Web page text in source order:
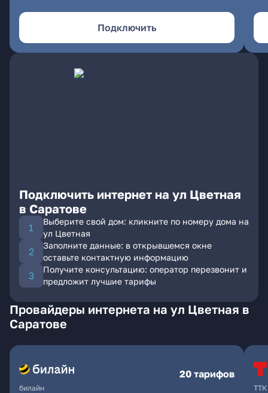
Подключить
Подключить интернет на ул Цветная
в Саратове
Выберите свой дом: кликните по номеру дома на
ул Цветная
Заполните данные: в открывшемся окне
оставьте контактную информацию
Получите консультацию: оператор перезвонит и
предложит лучшие тарифы
Провайдеры интернета на ул Цветная в
Саратове
билайн
20 тарифов
ТТК